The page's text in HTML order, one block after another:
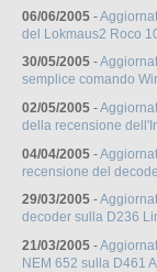
06/06/2005 -
del Lokmaus2 Roco
30/05/2005 -
semplice comando
02/05/2005 -
della recensione
04/04/2005 -
recensione del
29/03/2005 -
decoder sulla D236
21/03/2005 -
NEM 652 sulla D461